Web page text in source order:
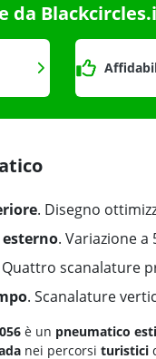
da
. Disegno
. Variazione a
scanalature
. Scanalature
è un pneumatico
nei percorsi turistici